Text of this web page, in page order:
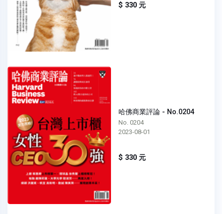
$ 330 元
哈佛商業評論 - No.0204
No. 0204
2023-08-01
$ 330 元